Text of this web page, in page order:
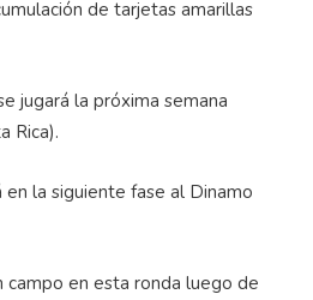
de tarjetas amarillas
jugará la próxima semana
Rica).
en la siguiente fase al Dinamo
campo en esta ronda luego de